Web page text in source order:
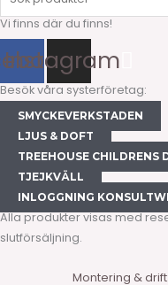
Vi finns där du finns!
Instagram
Besök våra systerföretag:
SMYCKEVERKSTADEN
LJUS & DOFT
TREEHOUSE CHILDRENS
TJEJKVÄLL
INLOGGNING
Alla produkter visas med
slutförsäljning.
Montering &